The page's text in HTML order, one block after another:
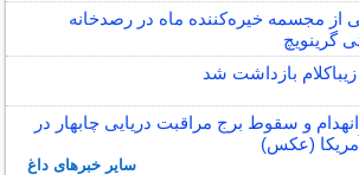
از مجسمه خیره‌کننده ماه در رصدخانه
گرینویچ
بازداشت شد
و سقوط برج مراقبت دریایی چابهار در
(عکس)
سایر خبرهای داغ